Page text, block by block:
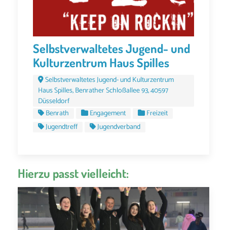
Selbstverwaltetes Jugend- und
Kulturzentrum Haus Spilles
Selbstverwaltetes Jugend- und Kulturzentrum
Haus Spilles, Benrather Schloßallee 93, 40597
Düsseldorf
Benrath
Engagement
Freizeit
Jugendtreff
Jugendverband
Hierzu passt vielleicht: